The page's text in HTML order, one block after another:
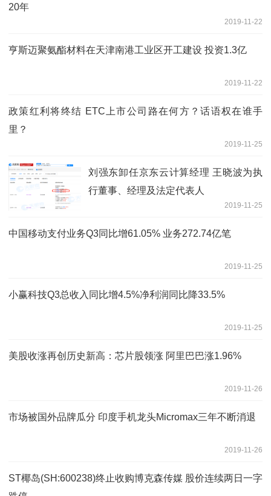
20年
2019-11-22
亨斯迈聚氨酯材料在天津南港工业区开工建设 投资1.3亿
2019-11-22
政策红利将终结 ETC上市公司路在何方？话语权在谁手
里？
2019-11-25
刘强东卸任京东云计算经理 王晓波为执
行董事、经理及法定代表人
2019-11-25
中国移动支付业务Q3同比增61.05% 业务272.74亿笔
2019-11-25
小赢科技Q3总收入同比增4.5%净利润同比降33.5%
2019-11-25
美股收涨再创历史新高：芯片股领涨 阿里巴巴涨1.96%
2019-11-26
市场被国外品牌瓜分 印度手机龙头Micromax三年不断消退
2019-11-26
ST椰岛(SH:600238)终止收购博克森传媒 股价连续两日一字